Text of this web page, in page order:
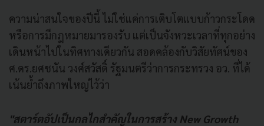
ความน่าสนใจของปีนี้ ไม่ใช่แค่การเติบโตแบบก้าวกระโดด
หรือการมีกฎหมายมารองรับ แต่เป็นจังหวะเวลาที่ทุกอย่าง
เดินหน้าไปในทิศทางเดียวกัน สอดคล้องกับวิสัยทัศน์ของ
ศ.ดร.ยศชนัน วงศ์สวัสดิ์ รัฐมนตรีว่าการกระทรวง อว. ที่ได้
เน้นย้ำถึงภาพใหญ่ไว้ว่า
"สตาร์ตอัปเป็นกลไกสำคัญในการสร้าง New Growth